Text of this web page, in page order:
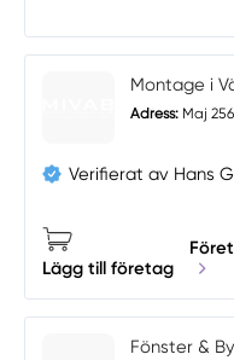
Montage i
Adress: Maj
Verifierat av Hans
Lägg till företag
Fönster &